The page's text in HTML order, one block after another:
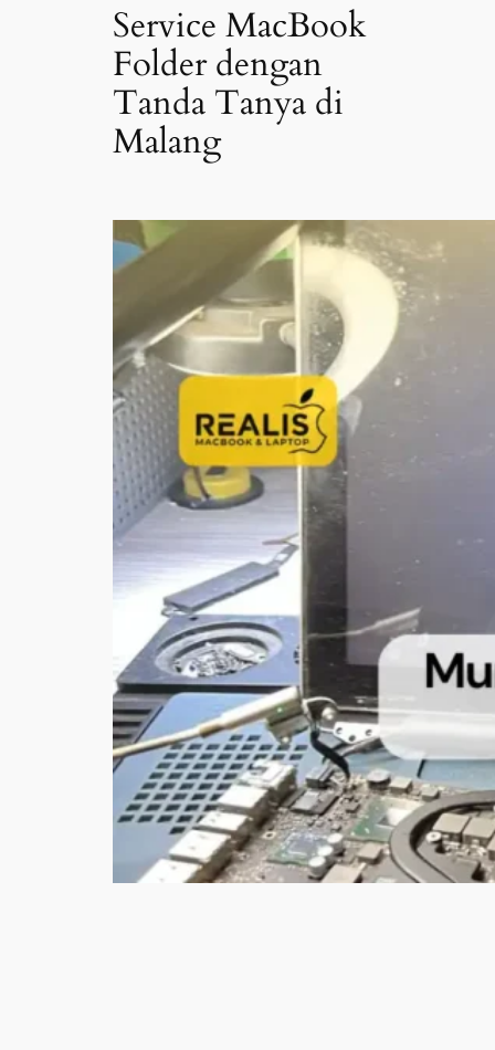
Service MacBook
Folder dengan
Tanda Tanya di
Malang